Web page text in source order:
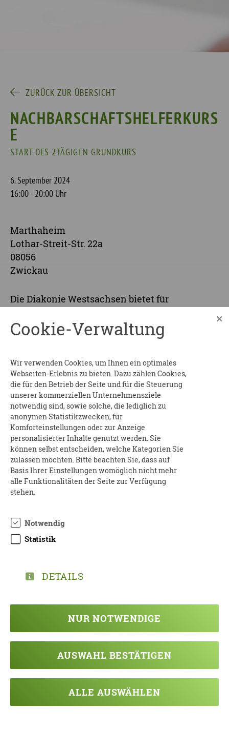
ZURÜCK ZUR ÜBERSICHT
NACHBARSCHAFTSHELFERKURS
E
START DES 2TÄGIGEN GRUNDKURS
6. September 2024
16:00 - 20:00 Uhr
Marthaheim
Lothar-Streit-Str. 22a
08056
Zwickau
Die Diakonie Westsachsen bietet für
Diese Kurse werden an einem Freitag (16 - 20
Uhr) und am darauffolgenden Samstag (8.30 -
a=90 Minuten, bekommen die Teilnehmer und
Teilnehmerinnen eine Grundlage vermittelt.
Die Veranstaltungen sind kostenfrei. Um eine
vorherige Anmeldung wird gebeten.
KONTAKT:
Diakonie Westsachsen/Pflege- und
Demenzberatung
MAIL:pdb@diakonie-westsachsen.de
ZURÜCK ZUR ÜBERSICHT
Veranstaltung verpasst?
Kein Problem - vielleicht klappt es ja
beim nächsten Mal!
Cookie-Verwaltung ×
Wir verwenden Cookies, um Ihnen ein optimales
Webseiten-Erlebnis zu bieten. Dazu zählen Cookies,
die für den Betrieb der Seite und für die Steuerung
unserer kommerziellen Unternehmensziele
notwendig sind, sowie solche, die lediglich zu
anonymen Statistikzwecken, für
Komforteinstellungen oder zur Anzeige
personalisierter Inhalte genutzt werden. Sie
können selbst entscheiden, welche Kategorien Sie
zulassen möchten. Bitte beachten Sie, dass auf
Basis Ihrer Einstellungen womöglich nicht mehr
alle Funktionalitäten der Seite zur Verfügung
stehen.
Notwendig
Statistik
DETAILS
NUR NOTWENDIGE
AUSWAHL BESTÄTIGEN
ALLE AUSWÄHLEN